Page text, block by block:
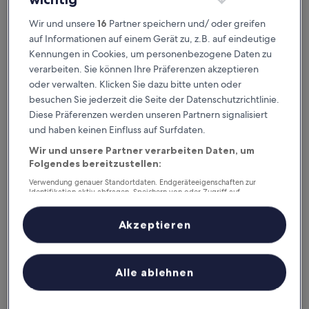
7. Aug. - 8. Aug.
Dieses Wochenende
7. Aug. - 9. Aug.
Nächstes Wochenende
14. Aug. - 16. Aug.
Lanarkshire – wo
übernachten?
Hotels mit Parkplatz: Top-
Optionen in Glasgow
The Social Hub Glasgow
Wir und unsere16 Partner speichern und/ oder greifen
auf Informationen auf einem Gerät zu, z.B. auf eindeutige
Kennungen in Cookies, um personenbezogene Daten zu
verarbeiten. Sie können Ihre Präferenzen akzeptieren
oder verwalten. Klicken Sie dazu bitte unten oder
besuchen Sie jederzeit die Seite der Datenschutzrichtlinie.
Diese Präferenzen werden unseren Partnern signalisiert
und haben keinen Einfluss auf Surfdaten.
Wir und unsere Partner verarbeiten Daten, um
Folgendes bereitzustellen:
Verwendung genauer Standortdaten. Endgeräteeigenschaften zur
Identifikation aktiv abfragen. Speichern von oder Zugriff auf
Inhalte, Messung von Werbeleistung und der Performance von Inhalten,
Zielgruppenforschung sowie Entwicklung und Verbesserung von
Liste der Partner (Lieferanten)
Alle ablehnen
Akzeptieren